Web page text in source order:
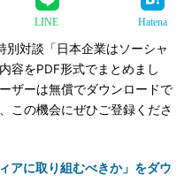
LINE Hatena
対談「日本企業はソーシャ
容をPDF形式でまとめまし
ザーは無償でダウンロードで
この機会にぜひご登録くださ
アに取り組むべきか」をダウ